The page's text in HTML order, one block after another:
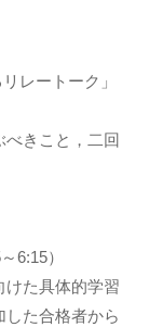
レートーク」
べきこと，二回
6:15）
けた具体的学習
た合格者から